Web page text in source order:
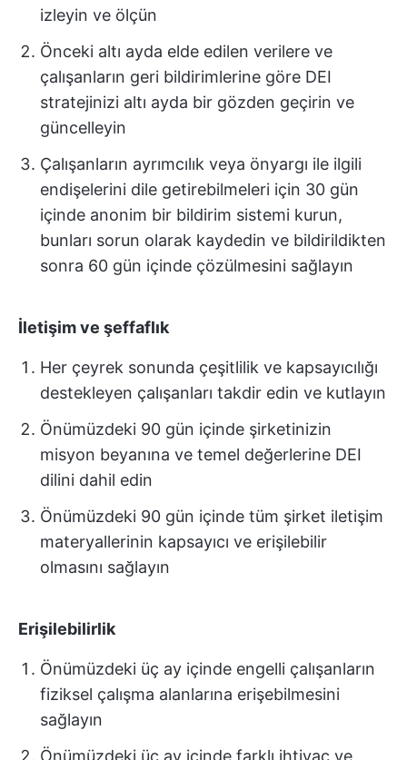
izleyin ve ölçün
Önceki altı ayda elde edilen verilere ve
çalışanların geri bildirimlerine göre DEI
stratejinizi altı ayda bir gözden geçirin ve
güncelleyin
Çalışanların ayrımcılık veya önyargı ile ilgili
endişelerini dile getirebilmeleri için 30 gün
içinde anonim bir bildirim sistemi kurun,
bunları sorun olarak kaydedin ve bildirildikten
sonra 60 gün içinde çözülmesini sağlayın
İletişim ve şeffaflık
Her çeyrek sonunda çeşitlilik ve kapsayıcılığı
destekleyen çalışanları takdir edin ve kutlayın
Önümüzdeki 90 gün içinde şirketinizin
misyon beyanına ve temel değerlerine DEI
dilini dahil edin
Önümüzdeki 90 gün içinde tüm şirket iletişim
materyallerinin kapsayıcı ve erişilebilir
olmasını sağlayın
Erişilebilirlik
Önümüzdeki üç ay içinde engelli çalışanların
fiziksel çalışma alanlarına erişebilmesini
sağlayın
Önümüzdeki üç ay içinde farklı ihtiyaç ve